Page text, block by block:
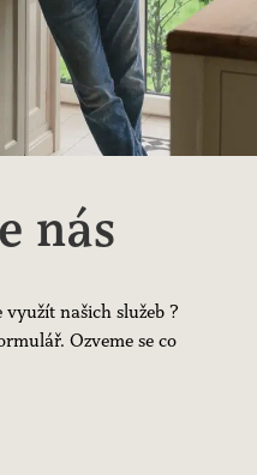
nás
našich služeb ?
Ozveme se co